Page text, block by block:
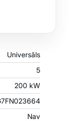
Universāls
5
200 kW
Nav